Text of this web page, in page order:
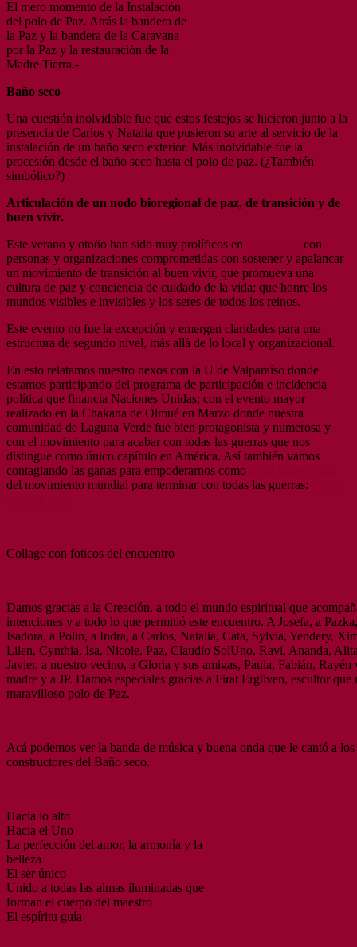
El mero momento de la Instalación
del polo de Paz. Atrás la bandera de
la Paz y la bandera de la Caravana
por la Paz y la restauración de la
Madre Tierra.-
Baño seco
Una cuestión inolvidable fue que estos festejos se hicieron junto a la
presencia de Carlos y Natalia que pusieron su arte al servicio de la
instalación de un baño seco exterior. Más inolvidable fue la
procesión desde el baño seco hasta el polo de paz. (¿También
simbólico?)
Articulación de un nodo bioregional de paz, de transición y de
buen vivir.
Este verano y otoño han sido muy prolíficos en
con
personas y organizaciones comprometidas con sostener y apalancar
un movimiento de transición al buen vivir, que promueva una
cultura de paz y conciencia de cuidado de la vida; que honre los
mundos visibles e invisibles y los seres de todos los reinos.
Este evento no fue la excepción y emergen claridades para una
estructura de segundo nivel, más allá de lo local y organizacional.
En esto relatamos nuestro nexos con la U de Valparaíso donde
estamos participando del programa de participación e incidencia
política que financia Naciones Unidas; con el evento mayor
realizado en la Chakana de Olmué en Marzo donde nuestra
comunidad de Laguna Verde fue bien protagonista y numerosa y
con el movimiento para acabar con todas las guerras que nos
distingue como único capítulo en América. Así también vamos
contagiando las ganas para empoderarnos como
del movimiento mundial para terminar con todas las guerras:
Collage con foticos del encuentro
Damos gracias a la Creación, a todo el mundo espiritual que
intenciones y a todo lo que permitió este encuentro. A Josefa, a
Isadora, a Polin, a Indra, a Carlos, Natalia, Cata, Sylvia, Yendery,
Lilen, Cynthia, Isa, Nicole, Paz, Claudio SolUno, Ravi, Ananda,
Javier, a nuestro vecino, a Gloria y sus amigas, Paula, Fabián, Rayén
madre y a JP. Damos especiales gracias a Firat Ergüven, escultor que
maravilloso polo de Paz.
Acá podemos ver la banda de música y buena onda que le cantó a los
constructores del Baño seco.
Hacia lo alto
Hacia el Uno
La perfección del amor, la armonía y la
belleza
El ser único
Unido a todas las almas iluminadas que
forman el cuerpo del maestro
El espíritu guía